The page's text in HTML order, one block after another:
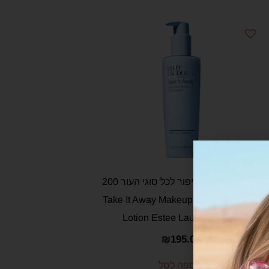
תחליב להסרת איפור לכל סוגי העור 200
מ"ל – Take It Away Makeup Remover
Lotion Estee Lauder 200ML
₪195.00
הוספה לסל